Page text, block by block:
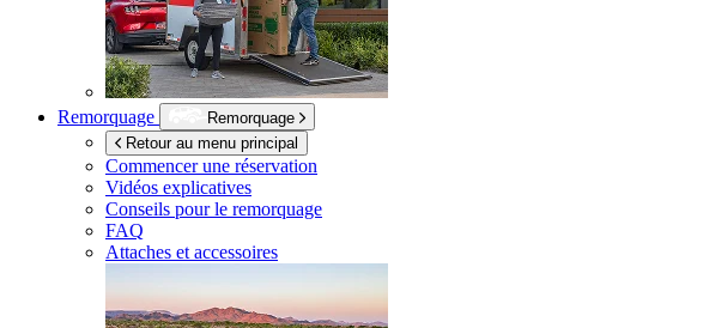
Remorquage
Remorquage
Retour au menu principal
Commencer une réservation
Vidéos explicatives
Conseils pour le remorquage
FAQ
Attaches et accessoires